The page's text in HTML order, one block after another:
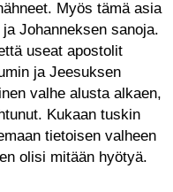
Myös tämä asia
Johanneksen sanoja.
useat apostolit
ja Jeesuksen
valhe alusta alkaen,
Kukaan tuskin
tietoisen valheen
olisi mitään hyötyä.